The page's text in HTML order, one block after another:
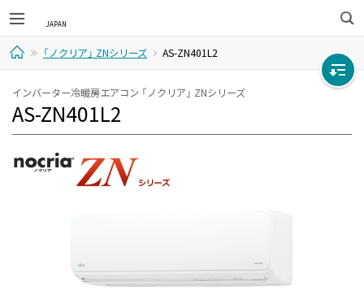
検
索
ー
「ノクリア」 ZNシリーズ AS-ZN401L2
インバーター冷暖房エアコン 「ノクリア」 ZNシリーズ
AS-ZN401L2